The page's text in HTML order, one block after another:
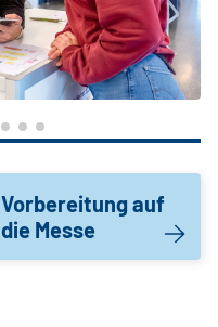
Vorbereitung auf
die Messe